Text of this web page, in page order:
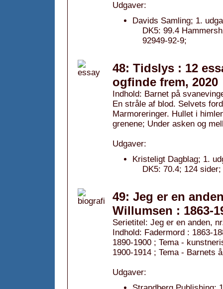
Udgaver:
Davids Samling; 1.
DK5: 99.4
92949-92-9;
48: Tidslys : 12
ogfinde frem, 2020
Indhold: Barnet på
En stråle af blod. Selvets
Marmoreringer. Hullet i
grenene; Under asken og
Udgaver:
Kristeligt Dagblag; 1.
DK5: 70.4; 124
49: Jeg er en
Willumsen : 1863-
Serietitel: Jeg er en anden,
Indhold: Fadermord : 1863-
1890-1900 ; Tema -
1900-1914 ; Tema - Barnets
Udgaver: